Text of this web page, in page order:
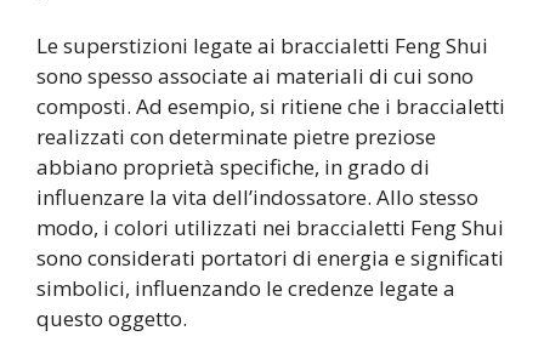
Le superstizioni legate ai braccialetti Feng Shui
sono spesso associate ai materiali di cui sono
composti. Ad esempio, si ritiene che i braccialetti
realizzati con determinate pietre preziose
abbiano proprietà specifiche, in grado di
influenzare la vita dell’indossatore. Allo stesso
modo, i colori utilizzati nei braccialetti Feng Shui
sono considerati portatori di energia e significati
simbolici, influenzando le credenze legate a
questo oggetto.